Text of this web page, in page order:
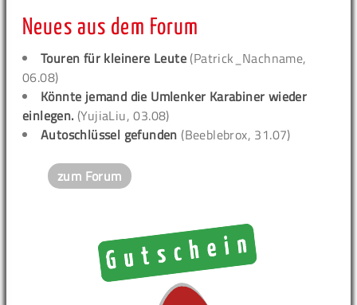
Neues aus dem Forum
Touren für kleinere Leute (Patrick_Nachname,
06.08)
Könnte jemand die Umlenker Karabiner wieder
einlegen. (YujiaLiu, 03.08)
Autoschlüssel gefunden (Beeblebrox, 31.07)
zum Forum